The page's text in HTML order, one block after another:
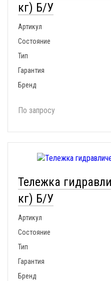
кг) Б/У
Артикул
Состояние
Тип
Гарантия
Бренд
По запросу
Тележка
кг) Б/У
Артикул
Состояние
Тип
Гарантия
Бренд